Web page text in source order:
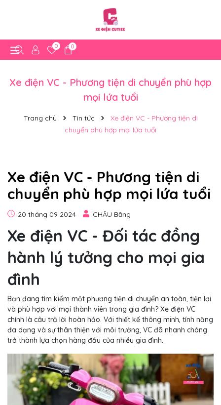
0 0
Xe điện VC - Phương tiện di chuyển phù hợp
mọi lứa tuổi
Trang chủ Tin tức
Xe điện VC - Phương tiện di
chuyển phù hợp mọi lứa tuổi
Xe điện VC - Phương tiện di
chuyển phù hợp mọi lứa tuổi
20 tháng 09 2024 CHÂU Băng
Xe điện VC - Đối tác đồng
hành lý tưởng cho mọi gia
đình
Bạn đang tìm kiếm một phương tiện di chuyển an toàn, tiện lợi
và phù hợp với mọi thành viên trong gia đình? Xe điện VC
chính là câu trả lời hoàn hảo. Với thiết kế thông minh, tính năng
đa dạng và sự thân thiện với môi trường, VC đã nhanh chóng
trở thành lựa chọn hàng đầu của nhiều gia đình.